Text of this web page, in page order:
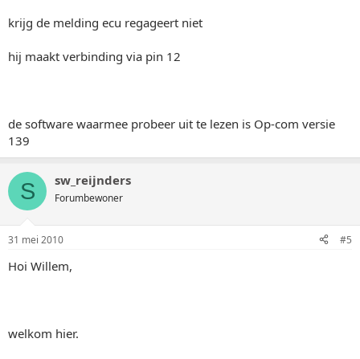
krijg de melding ecu regageert niet
hij maakt verbinding via pin 12
de software waarmee probeer uit te lezen is Op-com versie
139
S sw_reijnders
Forumbewoner
31 mei 2010 #5
Hoi Willem,
welkom hier.